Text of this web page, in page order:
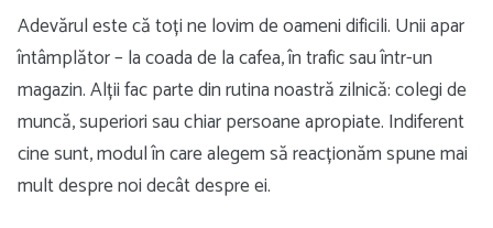
Adevărul este că toți ne lovim de oameni dificili. Unii apar
întâmplător – la coada de la cafea, în trafic sau într-un
magazin. Alții fac parte din rutina noastră zilnică: colegi de
muncă, superiori sau chiar persoane apropiate. Indiferent
cine sunt, modul în care alegem să reacționăm spune mai
mult despre noi decât despre ei.